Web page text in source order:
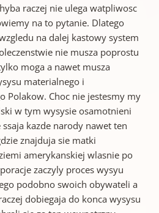
raczej nie ulega watpliwosc
na to pytanie. Dlatego
na dalej kastowy system
nie musza poprostu
moga a nawet musza
materialnego i
Polakow. Choc nie jestesmy my
w tym wysysie osamotnieni
kazde narody nawet ten
znajduja sie matki
amerykanskiej wlasnie po
zaczyly proces wysyu
podobno swoich obywateli a
dobiegaja do konca wysysu